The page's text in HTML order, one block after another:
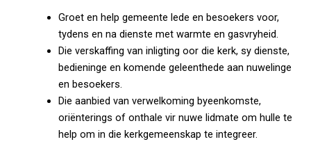
Groet en help gemeente lede en besoekers voor,
tydens en na dienste met warmte en gasvryheid.
Die verskaffing van inligting oor die kerk, sy dienste,
bedieninge en komende geleenthede aan nuwelinge
en besoekers.
Die aanbied van verwelkoming byeenkomste,
oriënterings of onthale vir nuwe lidmate om hulle te
help om in die kerkgemeenskap te integreer.